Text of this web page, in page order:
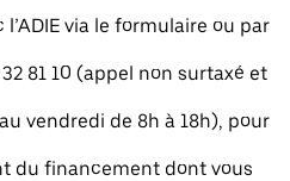
via le formulaire ou par
81 10 (appel non surtaxé et
vendredi de 8h à 18h), pour
du financement dont vous